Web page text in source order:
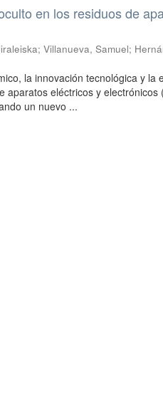
en los residuos de
;Villanueva, Samuel;
la innovación tecnológica y la
aparatos eléctricos y electrónicos
un nuevo ...